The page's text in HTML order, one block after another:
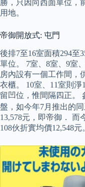
勝，只因向西面單位，
用地。
帝御開放式: 屯門
後排7至16室面積294至
單位。 7室、8室、9室
房內設有一個工作間，
衣櫃。 10室、11室則
留凹位，惟間隔四正。
盤，如今年7月推出的
13,578元，即帝御． 而
108伙折實均價12,548元